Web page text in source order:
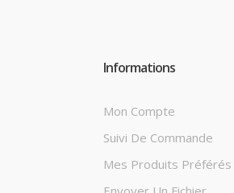
Informations
Mon Compte
Suivi De Commande
Mes Produits Préférés